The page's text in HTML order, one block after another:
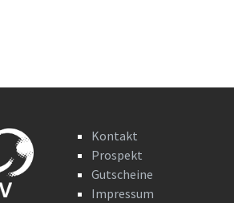
Kontakt
Prospekt
Gutscheine
Impressum